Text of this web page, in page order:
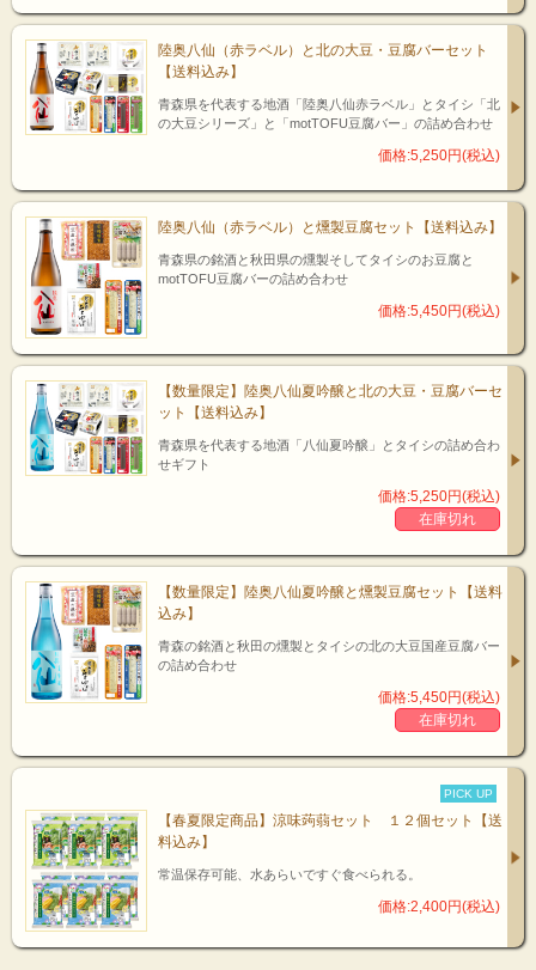
陸奥八仙（赤ラベル）と北の大豆・豆腐バーセット
【送料込み】
青森県を代表する地酒「陸奥八仙赤ラベル」とタイシ「北
の大豆シリーズ」と「motTOFU豆腐バー」の詰め合わせ
価格:5,250円(税込)
陸奥八仙（赤ラベル）と燻製豆腐セット【送料込み】
青森県の銘酒と秋田県の燻製そしてタイシのお豆腐と
motTOFU豆腐バーの詰め合わせ
価格:5,450円(税込)
【数量限定】陸奥八仙夏吟醸と北の大豆・豆腐バーセ
ット【送料込み】
青森県を代表する地酒「八仙夏吟醸」とタイシの詰め合わ
せギフト
価格:5,250円(税込)
在庫切れ
【数量限定】陸奥八仙夏吟醸と燻製豆腐セット【送料
込み】
青森の銘酒と秋田の燻製とタイシの北の大豆国産豆腐バー
の詰め合わせ
価格:5,450円(税込)
在庫切れ
PICK UP
【春夏限定商品】涼味蒟蒻セット １２個セット【送
料込み】
常温保存可能、水あらいですぐ食べられる。
価格:2,400円(税込)